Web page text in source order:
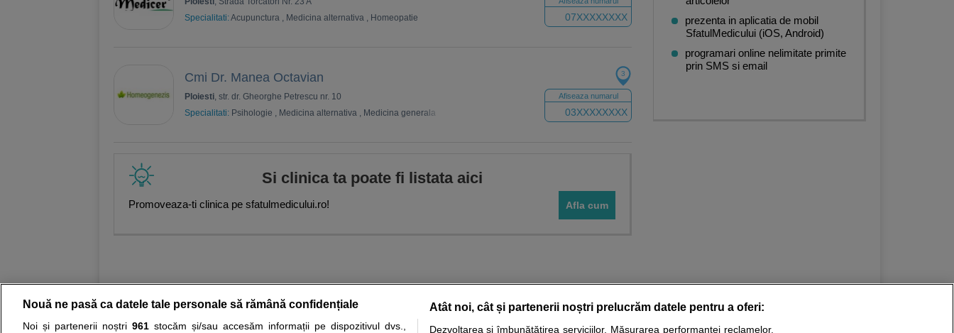
Specialitati:Acupunctura , Medicina alternativa , Homeopatie 07XXXXXXXX
Cmi Dr. Manea Octavian
Ploiesti, str. dr. Gheorghe Petrescu nr. 10
Specialitati: Psihologie , Medicina alternativa , Medicina generala
Afiseaza numarul
03XXXXXXXX
3
Si clinica ta poate fi listata aici
Promoveaza-ti clinica pe sfatulmedicului.ro! Afla cum
prezenta in aplicatia de mobil
SfatulMedicului (iOS, Android)
programari online nelimitate primite
prin SMS si email
Nouă ne pasă ca datele tale personale să rămână confidențiale
Noi și partenerii noștri 961stocăm și/sau accesăm informații pe dispozitivul dvs.,
Atât noi, cât și partenerii noștri prelucrăm datele pentru a oferi:
Dezvoltarea și îmbunătățirea serviciilor. Măsurarea performanței reclamelor.